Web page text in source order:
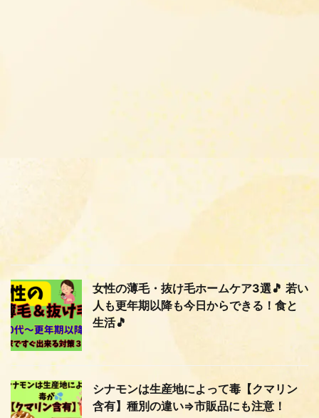
女性の薄毛・抜け毛ホームケア3選🎵 若い
人も更年期以降も今日からできる！食と
生活🎵
シナモンは生産地によって毒【クマリン
含有】種別の違い⇒市販品にも注意！